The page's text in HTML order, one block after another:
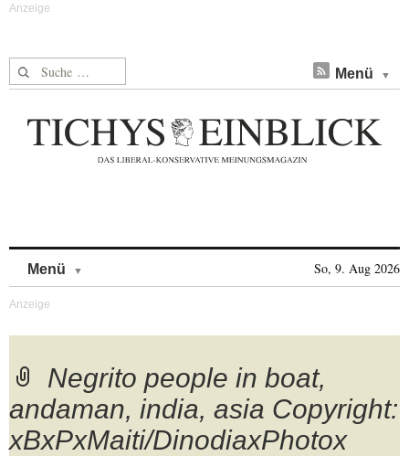
Suche nach: Menü
Menü So, 9. Aug 2026
Negrito people in boat,
andaman, india, asia Copyright:
xBxPxMaiti/DinodiaxPhotox